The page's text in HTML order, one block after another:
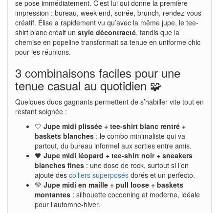
se pose immédiatement. C’est lui qui donne la première
impression : bureau, week-end, soirée, brunch, rendez-vous
créatif. Élise a rapidement vu qu’avec la même jupe, le tee-
shirt blanc créait un style décontracté, tandis que la
chemise en popeline transformait sa tenue en uniforme chic
pour les réunions.
3 combinaisons faciles pour une
tenue casual au quotidien 🧩
Quelques duos gagnants permettent de s’habiller vite tout en
restant soignée :
🤍 Jupe midi plissée + tee-shirt blanc rentré +
baskets blanches : le combo minimaliste qui va
partout, du bureau informel aux sorties entre amis.
🖤 Jupe midi léopard + tee-shirt noir + sneakers
blanches fines : une dose de rock, surtout si l’on
ajoute des colliers superposés dorés et un perfecto.
💚 Jupe midi en maille + pull loose + baskets
montantes : silhouette cocooning et moderne, idéale
pour l’automne-hiver.